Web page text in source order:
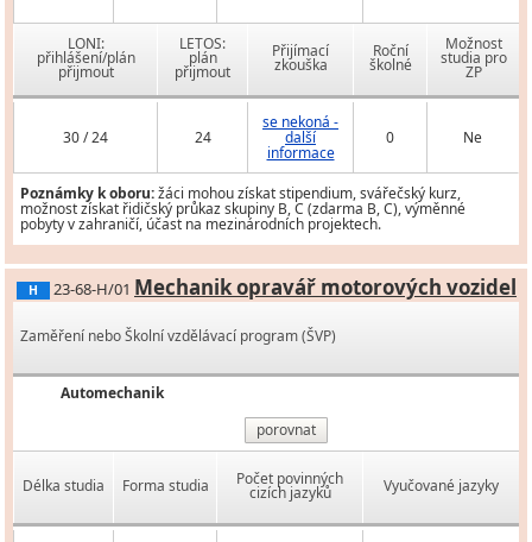
LONI:
přihlášení/plán
přijmout
LETOS:
plán
přijmout
Přijímací
zkouška
Roční
školné
Možnost
studia pro
ZP
30 / 24 24
se nekoná -
další
informace
0 Ne
Poznámky k oboru:žáci mohou získat stipendium, svářečský kurz,
možnost získat řidičský průkaz skupiny B, C (zdarma B, C), výměnné
pobyty v zahraničí, účast na mezinárodních projektech.
H 23-68-H/01 Mechanik opravář motorových vozidel
Zaměření nebo Školní vzdělávací program (ŠVP)
Automechanik
porovnat
Délka studia Forma studia Počet povinných
cizích jazyků Vyučované jazyky